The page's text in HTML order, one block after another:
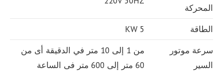
المحركة
الطاقة
5 KW
سرعة موتور
السير
من 1 إلى 10 متر في الدقيقة أى من
60 متر إلى 600 متر فى الساعة